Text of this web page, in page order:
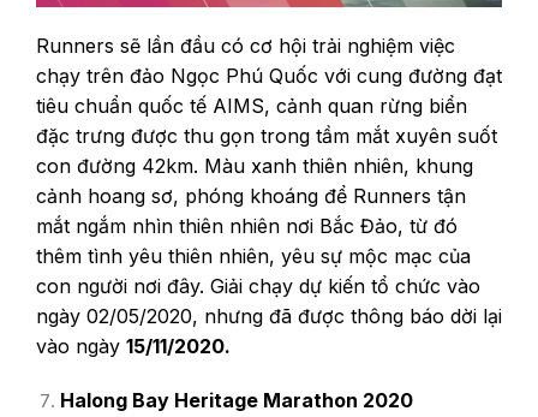
Runners sẽ lần đầu có cơ hội trải nghiệm việc
chạy trên đảo Ngọc Phú Quốc với cung đường đạt
tiêu chuẩn quốc tế AIMS, cảnh quan rừng biển
đặc trưng được thu gọn trong tầm mắt xuyên suốt
con đường 42km. Màu xanh thiên nhiên, khung
cảnh hoang sơ, phóng khoáng để Runners tận
mắt ngắm nhìn thiên nhiên nơi Bắc Đảo, từ đó
thêm tình yêu thiên nhiên, yêu sự mộc mạc của
con người nơi đây. Giải chạy dự kiến tổ chức vào
ngày 02/05/2020, nhưng đã được thông báo dời lại
vào ngày 15/11/2020.
Halong Bay Heritage Marathon 2020